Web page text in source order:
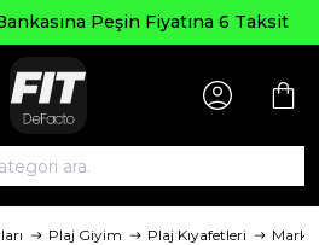
Peşin Fiyatına 6 Taksit
Plaj Giyim Plaj Kıyafetleri Marka